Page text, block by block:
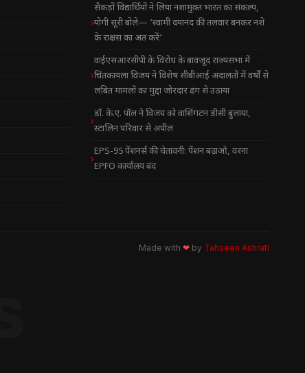
सैकड़ों विद्यार्थियों ने लिया नशामुक्त भारत का संकल्प,
योगी सूरी बोले— ‘स्वामी दयानंद की तलवार बनकर नशे
के राक्षस का अंत करें’
वाईएसआरसीपी के विरोध के बावजूद राज्यसभा में
चिंतकायला विजय ने विशेष सीबीआई अदालतों में वर्षों से
लंबित मामलों का मुद्दा जोरदार ढंग से उठाया
डॉ. के.ए. पॉल ने विजय को वाशिंगटन डीसी बुलाया,
स्टालिन परिवार से अपील
EPS-95 पेंशनर्स की चेतावनी: पेंशन बढ़ाओ, वरना
EPFO कार्यालय बंद
Made with ❤ by Tahseen Ashrafi